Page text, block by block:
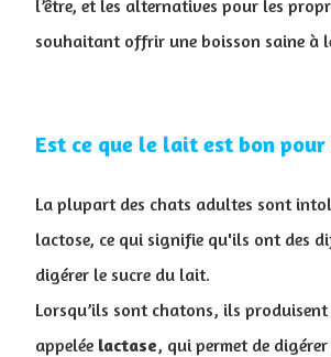
l’être, et les alternatives pour les
souhaitant offrir une boisson saine à
Est ce que le lait est bon pour
La plupart des chats adultes sont
lactose, ce qui signifie qu'ils ont des
digérer le sucre du lait.
Lorsqu’ils sont chatons, ils produisent
appelée lactase, qui permet de